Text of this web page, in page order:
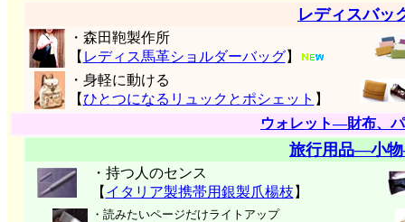
レディスバッ
・森田鞄製作所
【 レディス馬革ショルダーバッグ】
・身軽に動ける
【ひとつになるリュックとポシェット 】
ウォレット―財布、
旅行用品―小
・持つ人のセンス
【 イタリア製携帯用銀製爪楊枝 】
・読みたいページだけライトアップ